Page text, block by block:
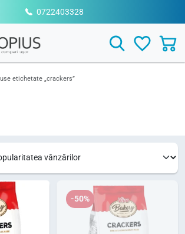
0722403328
Search
etichetate „crackers”
-50%